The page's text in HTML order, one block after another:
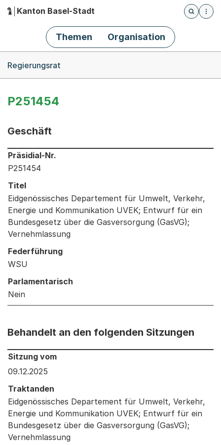
Hauptnavigation
Kanton Basel-Stadt
Öffnet
Themen Organisation
Regierungsrat
P251454
Geschäft
Informationen zum Ausgewählten Geschäft
Präsidial-Nr.
P251454
Titel
Eidgenössisches Departement für Umwelt, Verkehr,
Energie und Kommunikation UVEK; Entwurf für ein
Bundesgesetz über die Gasversorgung (GasVG);
Vernehmlassung
Federführung
WSU
Parlamentarisch
Nein
Behandelt an den folgenden Sitzungen
Behandelt an den folgenden Sitzungen: Informationen
Sitzung vom
09.12.2025
Traktanden
Eidgenössisches Departement für Umwelt, Verkehr,
Energie und Kommunikation UVEK; Entwurf für ein
Bundesgesetz über die Gasversorgung (GasVG);
Vernehmlassung